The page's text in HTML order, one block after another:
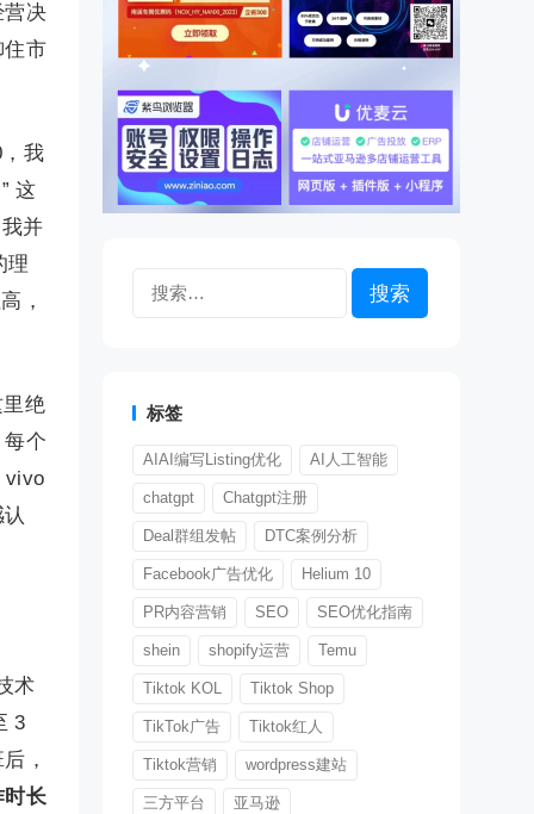
营决
住市
我
这
并
理
，
里绝
个
vivo
术
3
，
时长
标签
AIAI编写Listing优化 AI人工智能
chatgpt Chatgpt注册
Deal群组发帖 DTC案例分析
Facebook广告优化 Helium 10
PR内容营销 SEO SEO优化指南
shein shopify运营 Temu
Tiktok KOL Tiktok Shop
TikTok广告 Tiktok红人
Tiktok营销 wordpress建站
三方平台 亚马逊